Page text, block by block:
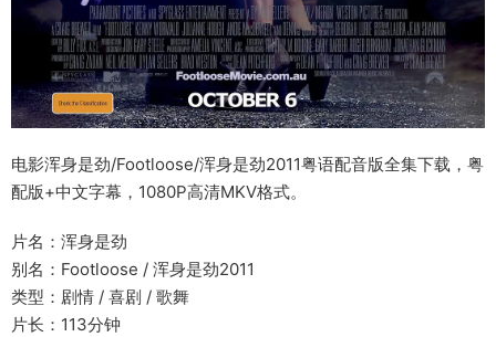
电影浑身是劲/Footloose/浑身是劲2011粤语配音版全集下载，粤
配版+中文字幕，1080P高清MKV格式。
片名：浑身是劲
别名：Footloose / 浑身是劲2011
类型：剧情 / 喜剧 / 歌舞
片长：113分钟